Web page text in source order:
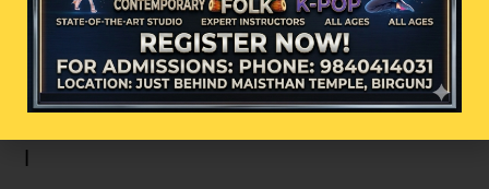
बेचेर मुलुकमा डलर भित्र्याउन सक्छौँ । यसको बजार
ग्यारेन्टी हामी लिन तयार छौँ,’ उृनले दाबी गरे । यसअघि
नै डेभलपरहरूको पावर ट्रेडिङ कम्पनीले २५००
मेगावाटको प्रस्ताव बुझाइसकेको उनले जानकारी दिए
।